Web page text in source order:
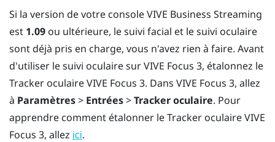
Si la version de votre consoleVIVE Business Streaming
est 1.09 ou ultérieure, le suivi facial et le suivi oculaire
sont déjà pris en charge, vous n'avez rien à faire. Avant
d'utiliser le suivi oculaire surVIVE Focus 3, étalonnez le
Tracker oculaire VIVE Focus 3. Dans VIVE Focus 3, allez
à Paramètres> Entrées>Tracker oculaire. Pour
apprendre comment étalonner leTracker oculaire VIVE
Focus 3, allez ici.